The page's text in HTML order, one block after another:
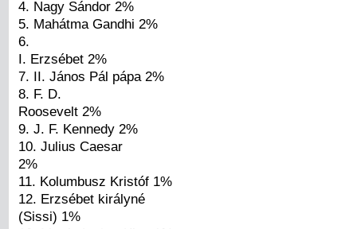
4. Nagy Sándor 2%
5. Mahátma Gandhi 2%
6.
I. Erzsébet 2%
7. II. János Pál pápa 2%
8. F. D.
Roosevelt 2%
9. J. F. Kennedy 2%
10. Julius Caesar
2%
11. Kolumbusz Kristóf 1%
12. Erzsébet királyné
(Sissi) 1%